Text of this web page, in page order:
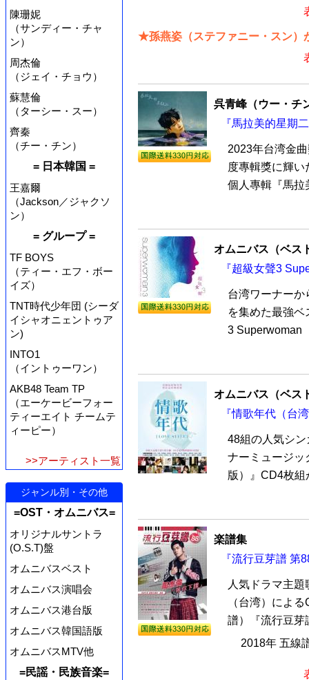
陳珊妮
（サンディー・チャ
ン）
周杰倫
（ジェイ・チョウ）
蘇慧倫
（ターシー・スー）
齊秦
（チー・チン）
= 日本韓国 =
王嘉爾
（Jackson／ジャクソ
ン）
= グループ =
TF BOYS
（ティー・エフ・ボー
イズ）
TNT時代少年団 (シーダ
イシャオニェントゥア
ン)
INTO1
（イントゥーワン）
AKB48 Team TP
（エーケービーフォー
ティーエイト チームテ
ィーピー）
>>アーティスト一覧
ジャンル別・その他
=OST・オムニバス=
オリジナルサントラ
(O.S.T)盤
オムニバスベスト
オムニバス演唱会
オムニバス港台版
オムニバス韓国語版
オムニバスMTV他
=民謡・民族音楽=
★孫燕姿（ステファニー・スン）
呉青峰（ウー・チ
『馬拉美的星期
2023年台湾金
度專輯獎に輝
個人專輯『馬拉
オムニバス（ベス
『超級女聲3
台湾ワーナーか
を集めた最強
3 Superwoman
オムニバス（ベス
『情歌年代（台
48組の人気シ
ナーミュージッ
版）』CD4枚組
楽譜集
『流行豆芽譜 第
人気ドラマ主
（台湾）によ
譜）『流行豆
2018年 五線